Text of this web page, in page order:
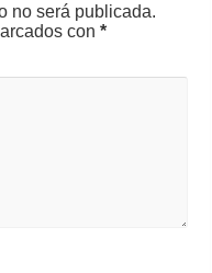
no será publicada.
con*